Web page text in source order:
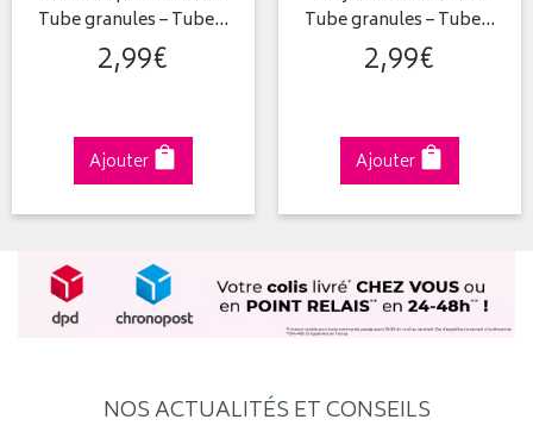
Tube granules – Tube…
2,99€
Ajouter
Tube granules – Tube…
2,99€
Ajouter
NOS ACTUALITÉS ET CONSEILS